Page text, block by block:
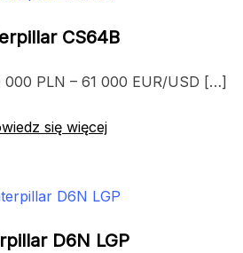
CS64B
000 PLN – 61 000 EUR/USD […]
się więcej
D6N LGP